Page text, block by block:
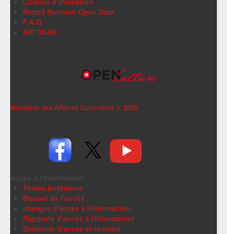
Portail National Open Data
F.A.Q
API CKAN
Ministère des Affaires Culturelles © 2026
Textes juridiques
Manuel de l'accès
chargés d'accès à l'information
Rapports d'accès à l'information
Demande d'accès et recours